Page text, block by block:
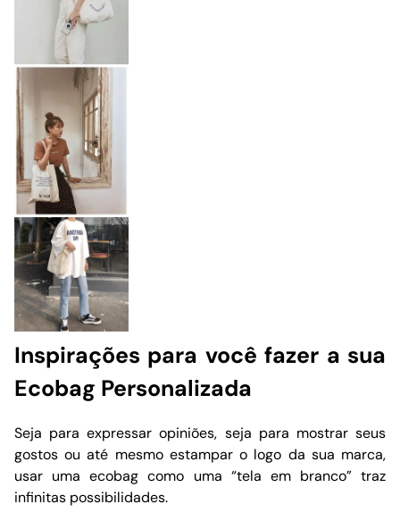
Inspirações para você fazer a sua
Ecobag Personalizada
Seja para expressar opiniões, seja para mostrar seus
gostos ou até mesmo estampar o logo da sua marca,
usar uma ecobag como uma “tela em branco” traz
infinitas possibilidades.